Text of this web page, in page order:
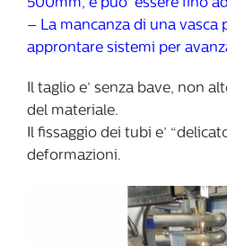
500mm, e puo’ essere fino
– La mancanza di una vasca
approntare sistemi per
Il taglio e’ senza bave, non
del materiale.
Il fissaggio dei tubi e’
deformazioni.